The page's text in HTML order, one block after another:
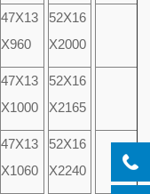
47X13
X960
52X16
X2000
47X13
X1000
52X16
X2165
47X13
X1060
52X16
X2240